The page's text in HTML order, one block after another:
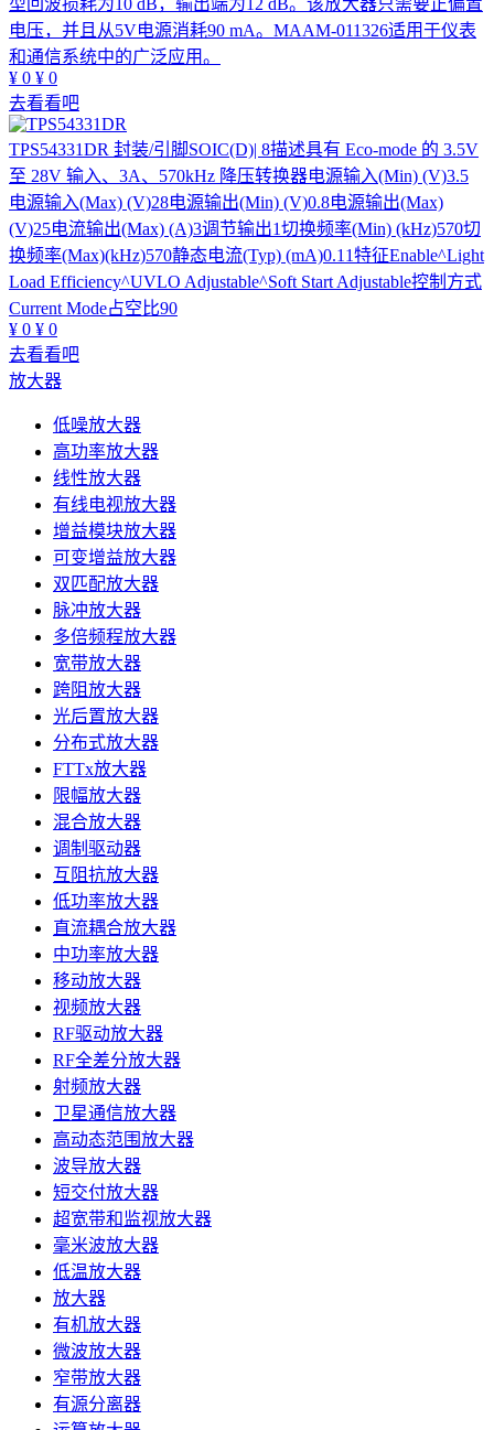
型回波损耗为10 dB，输出端为12 dB。该放大器只需要正偏置
电压，并且从5V电源消耗90 mA。MAAM-011326适用于仪表
和通信系统中的广泛应用。
¥ 0 ¥ 0
去看看吧
TPS54331DR 封装/引脚SOIC(D)| 8描述具有 Eco-mode 的 3.5V
至 28V 输入、3A、570kHz 降压转换器电源输入(Min) (V)3.5
电源输入(Max) (V)28电源输出(Min) (V)0.8电源输出(Max)
(V)25电流输出(Max) (A)3调节输出1切换频率(Min) (kHz)570切
换频率(Max)(kHz)570静态电流(Typ) (mA)0.11特征Enable^Light
Load Efficiency^UVLO Adjustable^Soft Start Adjustable控制方式
Current Mode占空比90
¥ 0 ¥ 0
去看看吧
放大器
低噪放大器
高功率放大器
线性放大器
有线电视放大器
增益模块放大器
可变增益放大器
双匹配放大器
脉冲放大器
多倍频程放大器
宽带放大器
跨阻放大器
光后置放大器
分布式放大器
FTTx放大器
限幅放大器
混合放大器
调制驱动器
互阻抗放大器
低功率放大器
直流耦合放大器
中功率放大器
移动放大器
视频放大器
RF驱动放大器
RF全差分放大器
射频放大器
卫星通信放大器
高动态范围放大器
波导放大器
短交付放大器
超宽带和监视放大器
毫米波放大器
低温放大器
放大器
有机放大器
微波放大器
窄带放大器
有源分离器